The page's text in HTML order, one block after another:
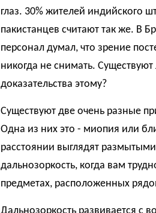
глаз. 30% жителей индийского
пакистанцев считают так же. В
персонал думал, что зрение
никогда не снимать.
доказательства этому?
Существуют две очень разные
Одна из них это - миопия или
расстоянии выглядят
дальнозоркость, когда вам
предметах, расположенных